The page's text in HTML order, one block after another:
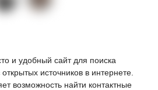
и удобный сайт для поиска
источников в интернете.
возможность найти контактные